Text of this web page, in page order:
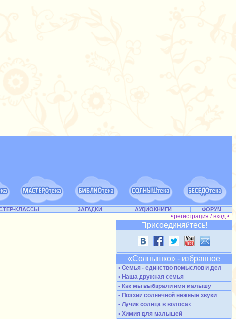
КЛАССЫ ЗАГАДКИ АУДИОКНИГИ ФОРУМ
• регистрация / вход •
Присоединяйтесь!
«Солнышко» - избранное
• Семья - единство помыслов и дел
• Наша дружная семья
• Как мы выбирали имя малышу
• Поэзии солнечной нежные звуки
• Лучик солнца в волосах
• Химия для малышей